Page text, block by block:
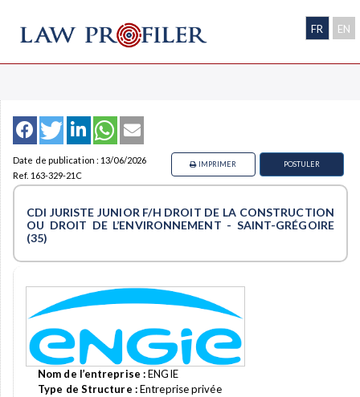
FR EN
Date de publication : 13/06/2026
Ref. 163-329-21C
POSTULER
IMPRIMER
CDI JURISTE JUNIOR F/H DROIT DE LA CONSTRUCTION
OU DROIT DE L’ENVIRONNEMENT - SAINT-GRÉGOIRE
(35)
Nom de l’entreprise :ENGIE
Type de Structure :Entreprise privée